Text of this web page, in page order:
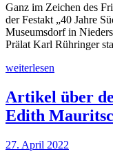
Ganz im Zeichen des
der Festakt „40 Jahre
Museumsdorf in
Prälat Karl Rühringer
weiterlesen
Artikel über
Edith
27. April 2022